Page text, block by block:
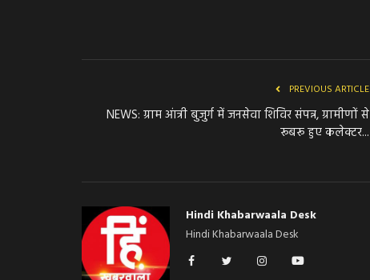
PREVIOUS ARTICLE
NEWS: ग्राम आंत्री बुजुर्ग में जनसेवा शिविर संपन्न, ग्रामीणों से
रूबरू हुए कलेक्‍टर...
Hindi Khabarwaala Desk
Hindi Khabarwaala Desk